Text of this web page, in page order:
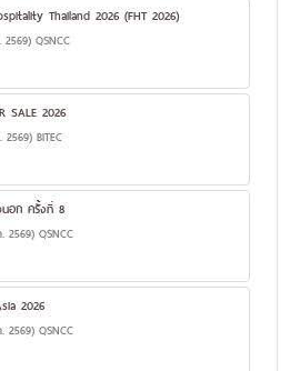
Thailand 2026 (FHT 2026)
QSNCC
SALE 2026
BITEC
นอก ครั้งที่ 8
QSNCC
2026
QSNCC